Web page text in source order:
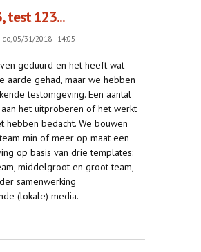
test 123...
do, 05/31/2018 - 14:05
geduurd en het heeft wat
aarde gehad, maar we hebben
testomgeving. Een aantal
aan het uitproberen of het werkt
hebben bedacht. We bouwen
min of meer op maat een
op basis van drie templates:
middelgroot en groot team,
samenwerking
(lokale) media.
Test 123, test 123...